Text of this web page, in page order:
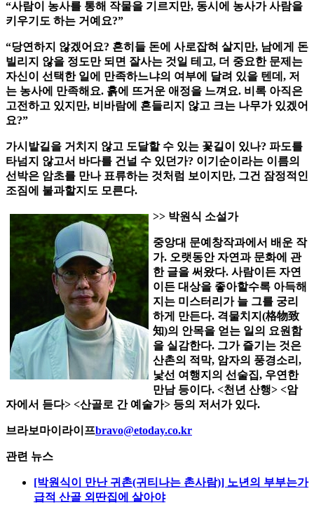
“사람이 농사를 통해 작물을 기르지만, 동시에 농사가 사람을
키우기도 하는 거예요?”
“당연하지 않겠어요? 흔히들 돈에 사로잡혀 살지만, 남에게 돈
빌리지 않을 정도만 되면 잘사는 것일 테고, 더 중요한 문제는
자신이 선택한 일에 만족하느냐의 여부에 달려 있을 텐데, 저
는 농사에 만족해요. 흙에 뜨거운 애정을 느껴요. 비록 아직은
고전하고 있지만, 비바람에 흔들리지 않고 크는 나무가 있겠어
요?”
가시밭길을 거치지 않고 도달할 수 있는 꽃길이 있나? 파도를
타넘지 않고서 바다를 건널 수 있던가? 이기순이라는 이름의
선박은 암초를 만나 표류하는 것처럼 보이지만, 그건 잠정적인
조짐에 불과할지도 모른다.
>> 박원식 소설가
중앙대 문예창작과에서 배운 작
가. 오랫동안 자연과 문화에 관
한 글을 써왔다. 사람이든 자연
이든 대상을 좋아할수록 아득해
지는 미스터리가 늘 그를 궁리
하게 만든다. 격물치지(格物致
知)의 안목을 얻는 일의 요원함
을 실감한다. 그가 즐기는 것은
산촌의 적막, 암자의 풍경소리,
낯선 여행지의 선술집, 우연한
만남 등이다. <천년 산행> <암
자에서 듣다> <산골로 간 예술가> 등의 저서가 있다.
브라보마이라이프bravo@etoday.co.kr
관련 뉴스
[박원식이 만난 귀촌(귀티나는 촌사람)] 노년의 부부는가
급적 산골 외딴집에 살아야